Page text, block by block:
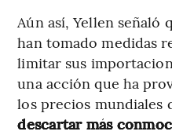
Aún así, Yellen señaló
han tomado medidas
limitar sus
una acción que ha
los precios mundiales
descartar más